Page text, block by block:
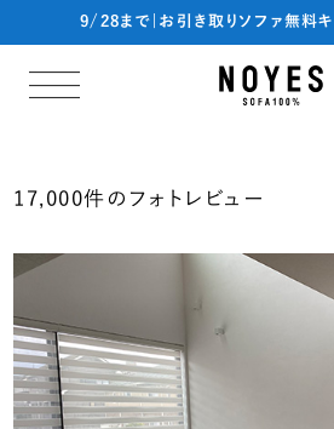
9/28まで|お引き取りソファ無料
17,000件のフォトレビュー